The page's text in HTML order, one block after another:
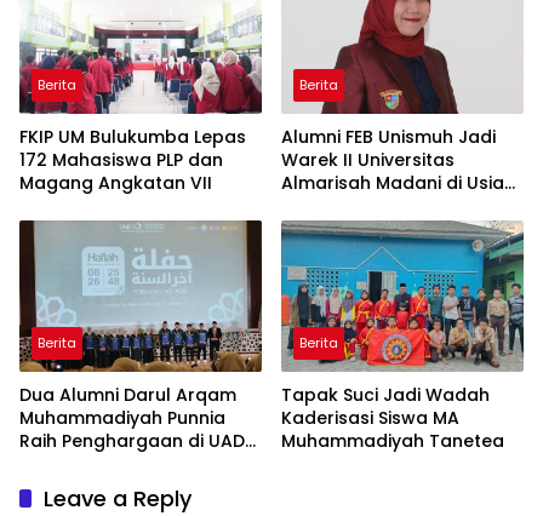
Berita
FKIP UM Bulukumba Lepas
172 Mahasiswa PLP dan
Magang Angkatan VII
Berita
Alumni FEB Unismuh Jadi
Warek II Universitas
Almarisah Madani di Usia
Berita
Dua Alumni Darul Arqam
Muhammadiyah Punnia
Raih Penghargaan di UAD
Berita
Tapak Suci Jadi Wadah
Kaderisasi Siswa MA
Muhammadiyah Tanetea
Leave a Reply